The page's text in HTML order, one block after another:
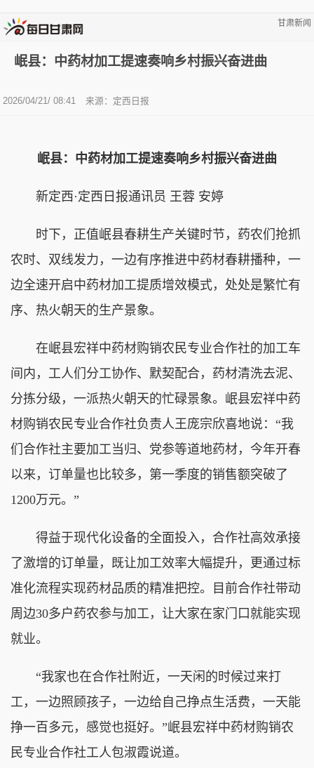
甘肃新闻
岷县：中药材加工提速奏响乡村振兴奋进曲
2026/04/21/ 08:41 来源：定西日报
岷县：中药材加工提速奏响乡村振兴奋进曲
新定西·定西日报通讯员 王蓉 安婷
时下，正值岷县春耕生产关键时节，药农们抢抓
农时、双线发力，一边有序推进中药材春耕播种，一
边全速开启中药材加工提质增效模式，处处是繁忙有
序、热火朝天的生产景象。
在岷县宏祥中药材购销农民专业合作社的加工车
间内，工人们分工协作、默契配合，药材清洗去泥、
分拣分级，一派热火朝天的忙碌景象。岷县宏祥中药
材购销农民专业合作社负责人王庞宗欣喜地说：“我
们合作社主要加工当归、党参等道地药材，今年开春
以来，订单量也比较多，第一季度的销售额突破了
1200万元。”
得益于现代化设备的全面投入，合作社高效承接
了激增的订单量，既让加工效率大幅提升，更通过标
准化流程实现药材品质的精准把控。目前合作社带动
周边30多户药农参与加工，让大家在家门口就能实现
就业。
“我家也在合作社附近，一天闲的时候过来打
工，一边照顾孩子，一边给自己挣点生活费，一天能
挣一百多元，感觉也挺好。”岷县宏祥中药材购销农
民专业合作社工人包淑霞说道。